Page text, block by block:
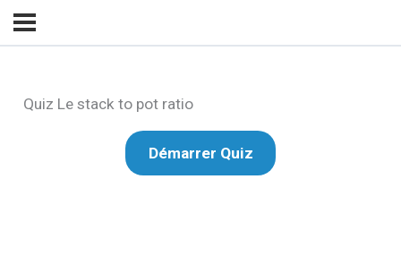
Quiz Le stack to pot ratio